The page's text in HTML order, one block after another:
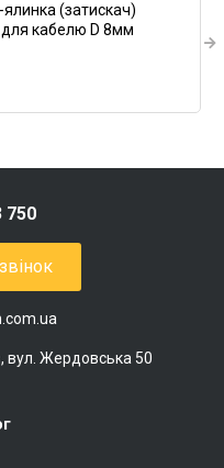
(затискач)
кабелю D 8мм
750
вул. Жердовська 50